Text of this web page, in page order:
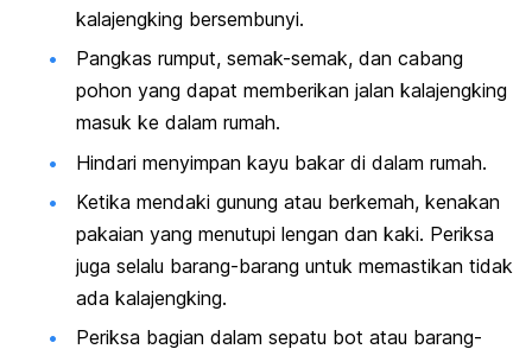
kalajengking bersembunyi.
Pangkas rumput, semak-semak, dan cabang
pohon yang dapat memberikan jalan kalajengking
masuk ke dalam rumah.
Hindari menyimpan kayu bakar di dalam rumah.
Ketika mendaki gunung atau berkemah, kenakan
pakaian yang menutupi lengan dan kaki. Periksa
juga selalu barang-barang untuk memastikan tidak
ada kalajengking.
Periksa bagian dalam sepatu bot atau barang-